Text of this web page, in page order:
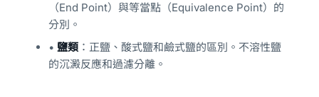
（End Point）與等當點（Equivalence Point）的
分別。
• 鹽類 ：正鹽、酸式鹽和鹼式鹽的區別。不溶性鹽
的沉澱反應和過濾分離。